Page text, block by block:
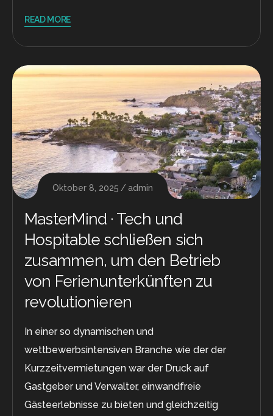
READ MORE
Oktober 8, 2025 admin
MasterMind · Tech und
Hospitable schließen sich
zusammen, um den Betrieb
von Ferienunterkünften zu
revolutionieren
In einer so dynamischen und
wettbewerbsintensiven Branche wie der der
Kurzzeitvermietungen war der Druck auf
Gastgeber und Verwalter, einwandfreie
Gästeerlebnisse zu bieten und gleichzeitig